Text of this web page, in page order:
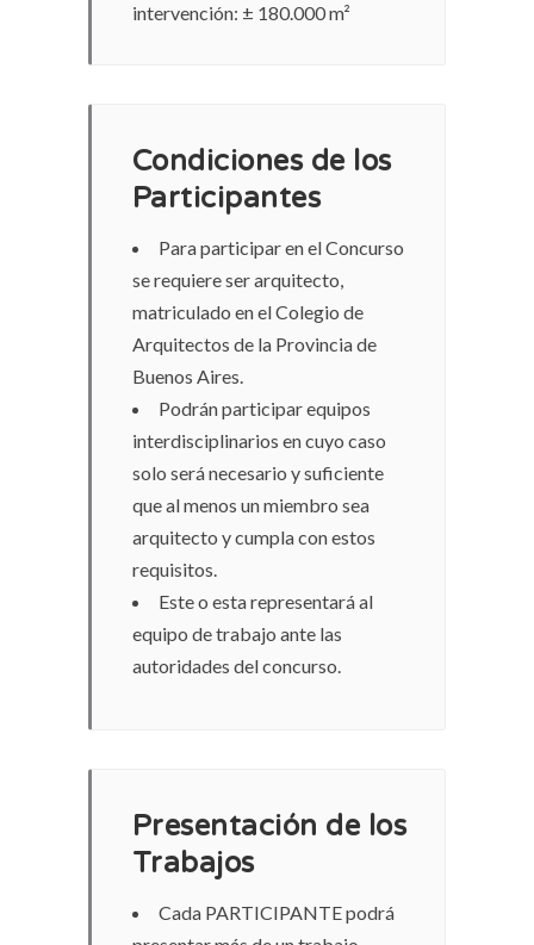
intervención: ± 180.000 m²
Condiciones de los
Participantes
Para participar en el Concurso
se requiere ser arquitecto,
matriculado en el Colegio de
Arquitectos de la Provincia de
Buenos Aires.
Podrán participar equipos
interdisciplinarios en cuyo caso
solo será necesario y suficiente
que al menos un miembro sea
arquitecto y cumpla con estos
requisitos.
Este o esta representará al
equipo de trabajo ante las
autoridades del concurso.
Presentación de los
Trabajos
Cada PARTICIPANTE podrá